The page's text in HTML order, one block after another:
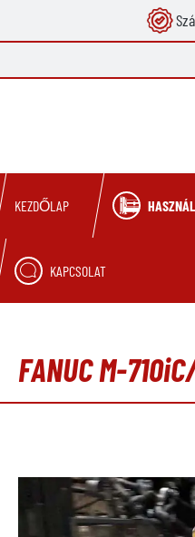
Ugrás a fő
KEZDŐLAP
KAPCSOLAT
FANUC M-